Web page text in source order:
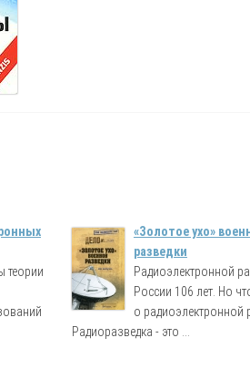
теории
«Золотое ухо»
разведки
Радиоэлектронной
России 106 лет. Но
о радиоэлектронной
Радиоразведка - это ...